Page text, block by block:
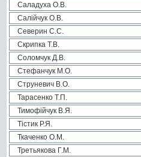
Саладуха О.В.
Салійчук О.В.
Северин С.С.
Скрипка Т.В.
Соломчук Д.В.
Стефанчук М.О.
Струневич В.О.
Тарасенко Т.П.
Тимофійчук В.Я.
Тістик Р.Я.
Ткаченко О.М.
Третьякова Г.М.